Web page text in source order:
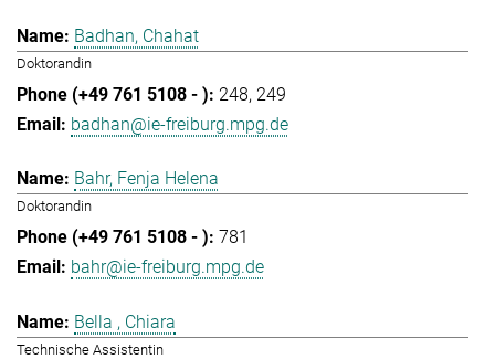
Badhan, Chahat
Doktorandin
248 249
badhan@ie-freiburg.mpg.de
Bahr, Fenja Helena
Doktorandin
781
bahr@ie-freiburg.mpg.de
Bella , Chiara
Technische Assistentin